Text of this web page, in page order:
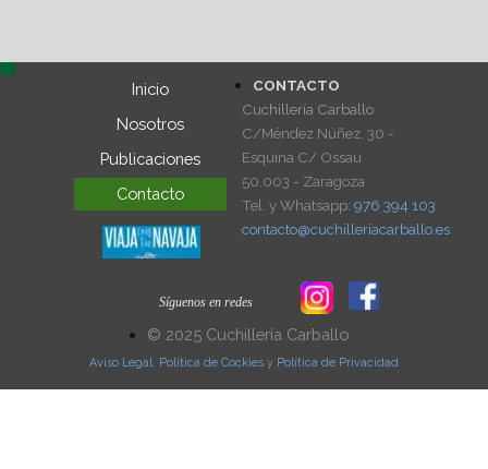
CONTACTO
Cuchillería Carballo
C/Méndez Núñez, 30 -
Esquina C/ Ossau
50.003 - Zaragoza
Tel. y Whatsapp: 976 394 103
contacto@cuchilleríacarballo.es
© 2025 Cuchillería Carballo
Aviso Legal Política de Cockies y Política de Privacidad
Inicio
Nosotros
Publicaciones
Contacto
Síguenos en redes